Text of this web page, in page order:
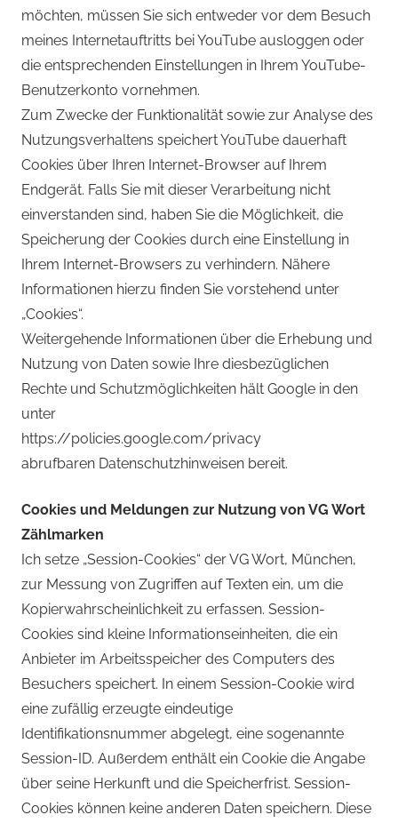
möchten, müssen Sie sich entweder vor dem Besuch
meines Internetauftritts bei YouTube ausloggen oder
die entsprechenden Einstellungen in Ihrem YouTube-
Benutzerkonto vornehmen.
Zum Zwecke der Funktionalität sowie zur Analyse des
Nutzungsverhaltens speichert YouTube dauerhaft
Cookies über Ihren Internet-Browser auf Ihrem
Endgerät. Falls Sie mit dieser Verarbeitung nicht
einverstanden sind, haben Sie die Möglichkeit, die
Speicherung der Cookies durch eine Einstellung in
Ihrem Internet-Browsers zu verhindern. Nähere
Informationen hierzu finden Sie vorstehend unter
„Cookies“.
Weitergehende Informationen über die Erhebung und
Nutzung von Daten sowie Ihre diesbezüglichen
Rechte und Schutzmöglichkeiten hält Google in den
unter
https://policies.google.com/privacy
abrufbaren Datenschutzhinweisen bereit.
Cookies und Meldungen zur Nutzung von VG Wort
Zählmarken
Ich setze „Session-Cookies“ der VG Wort, München,
zur Messung von Zugriffen auf Texten ein, um die
Kopierwahrscheinlichkeit zu erfassen. Session-
Cookies sind kleine Informationseinheiten, die ein
Anbieter im Arbeitsspeicher des Computers des
Besuchers speichert. In einem Session-Cookie wird
eine zufällig erzeugte eindeutige
Identifikationsnummer abgelegt, eine sogenannte
Session-ID. Außerdem enthält ein Cookie die Angabe
über seine Herkunft und die Speicherfrist. Session-
Cookies können keine anderen Daten speichern. Diese